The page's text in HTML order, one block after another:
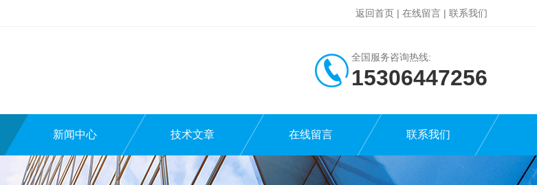
返回首页 | 在线留言 | 联系我们
全国服务咨询热线:
15306447256
新闻中心 技术文章 在线留言 联系我们